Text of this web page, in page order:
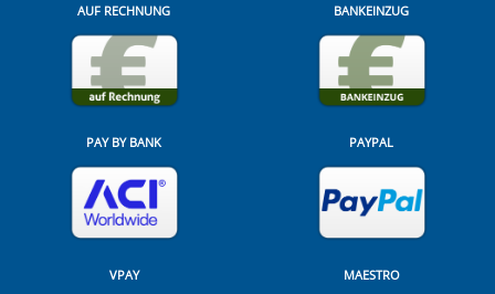
AUF RECHNUNG BANKEINZUG
PAY BY BANK PAYPAL
VPAY MAESTRO